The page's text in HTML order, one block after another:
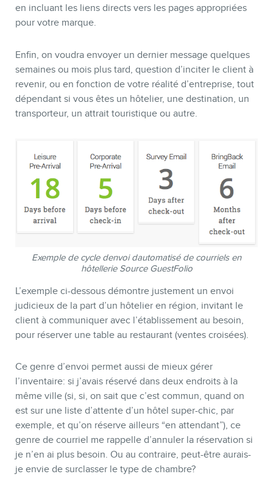
en incluant les liens directs vers les pages appropriées
pour votre marque.
Enfin, on voudra envoyer un dernier message quelques
semaines ou mois plus tard, question d’inciter le client à
revenir, ou en fonction de votre réalité d’entreprise, tout
dépendant si vous êtes un hôtelier, une destination, un
transporteur, un attrait touristique ou autre.
Exemple de cycle denvoi dautomatisé de courriels en
hôtellerie Source GuestFolio
L’exemple ci-dessous démontre justement un envoi
judicieux de la part d’un hôtelier en région, invitant le
client à communiquer avec l’établissement au besoin,
pour réserver une table au restaurant (ventes croisées).
Ce genre d’envoi permet aussi de mieux gérer
l’inventaire: si j’avais réservé dans deux endroits à la
même ville (si, si, on sait que c’est commun, quand on
est sur une liste d’attente d’un hôtel super-chic, par
exemple, et qu’on réserve ailleurs “en attendant”), ce
genre de courriel me rappelle d’annuler la réservation si
je n’en ai plus besoin. Ou au contraire, peut-être aurais-
je envie de surclasser le type de chambre?